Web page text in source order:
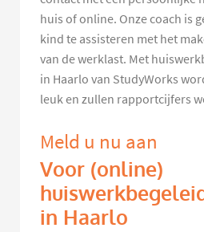
huis of online. Onze coach is
kind te assisteren met het
van de werklast. Met
in Haarlo van StudyWorks
leuk en zullen rapportcijfers
Meld u nu aan
Voor (online)
in Haarlo